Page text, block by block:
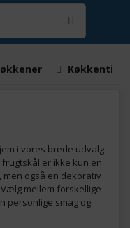
i vores brede udvalg
er ikke kun en
også en dekorativ
mellem forskellige
personlige smag og